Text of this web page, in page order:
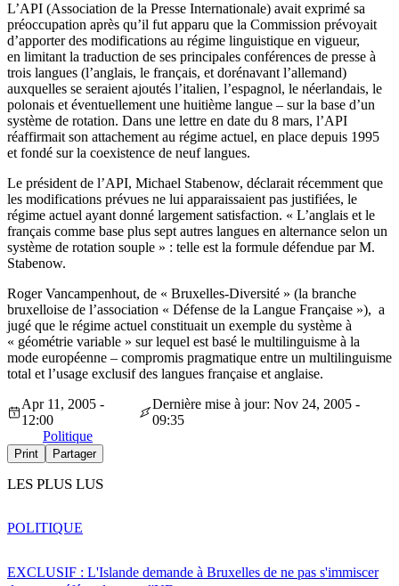
L’API (Association de la Presse Internationale) avait exprimé sa
préoccupation après qu’il fut apparu que la Commission prévoyait
d’apporter des modifications au régime linguistique en vigueur,
en limitant la traduction de ses principales conférences de presse à
trois langues (l’anglais, le français, et dorénavant l’allemand)
auxquelles se seraient ajoutés l’italien, l’espagnol, le néerlandais, le
polonais et éventuellement une huitième langue – sur la base d’un
système de rotation. Dans une lettre en date du 8 mars, l’API
réaffirmait son attachement au régime actuel, en place depuis 1995
et fondé sur la coexistence de neuf langues.
Le président de l’API, Michael Stabenow, déclarait récemment que
les modifications prévues ne lui apparaissaient pas justifiées, le
régime actuel ayant donné largement satisfaction. « L’anglais et le
français comme base plus sept autres langues en alternance selon un
système de rotation souple » : telle est la formule défendue par M.
Stabenow.
Roger Vancampenhout, de « Bruxelles-Diversité » (la branche
bruxelloise de l’association « Défense de la Langue Française »), a
jugé que le régime actuel constituait un exemple du système à
« géométrie variable » sur lequel est basé le multilinguisme à la
mode européenne – compromis pragmatique entre un multilinguisme
total et l’usage exclusif des langues française et anglaise.
Apr 11, 2005 -
12:00
Dernière mise à jour: Nov 24, 2005 -
09:35
Politique
Print Partager
LES PLUS LUS
EXCLUSIF : L'Islande demande à Bruxelles de ne pas s'immiscer
POLITIQUE